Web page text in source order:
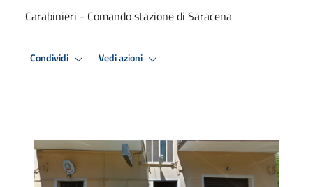
Carabinieri - Comando stazione di Saracena
Condividi Vedi azioni